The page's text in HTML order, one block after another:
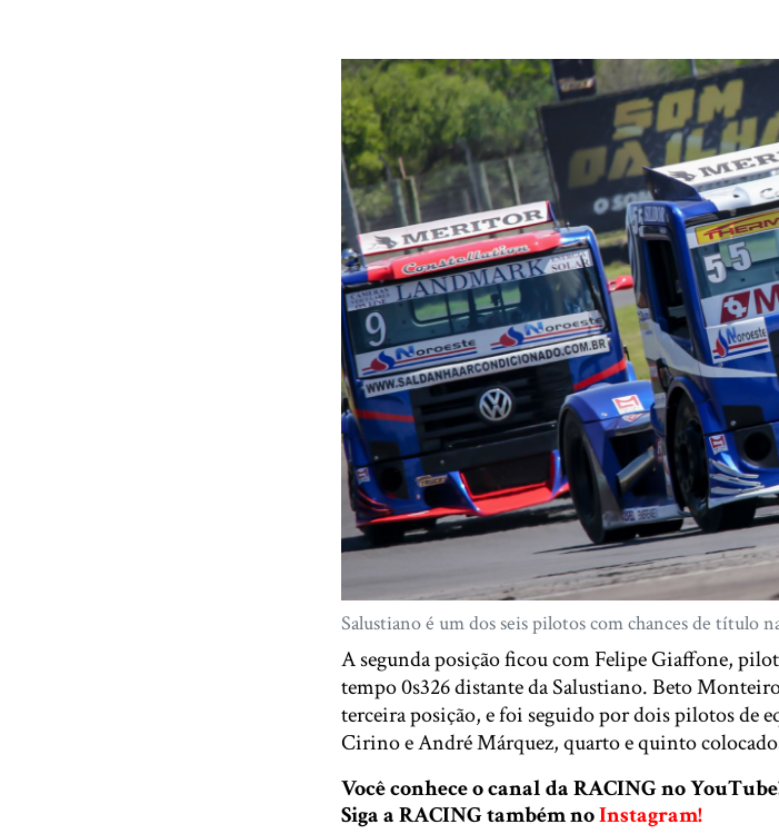
Salustiano é um dos seis pilotos com chances de título
A segunda posição ficou com Felipe Giaffone,
tempo 0s326 distante da Salustiano. Beto
terceira posição, e foi seguido por dois pilotos de
Cirino e André Márquez, quarto e quinto
Você conhece o canal da RACING no
Siga a RACING também noInstagram!